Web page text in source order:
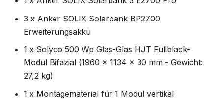
3 x Anker SOLIX Solarbank BP2700
Erweiterungsakku
1 x Solyco 500 Wp Glas-Glas HJT Fullblack-
Modul Bifazial (1960 x 1134 x 30 mm - Gewicht:
27,2 kg)
1 x Montagematerial für 1 Modul vertikal